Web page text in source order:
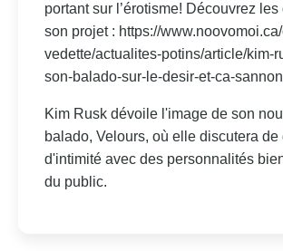
portant sur l’érotisme! Découvrez
son projet : https://
vedette/actualites-potins/article/kim-
son-balado-sur-le-desir-et-ca-
Kim Rusk dévoile l'image de son
balado, Velours, où elle discutera de
d'intimité avec des personnalités
du public.